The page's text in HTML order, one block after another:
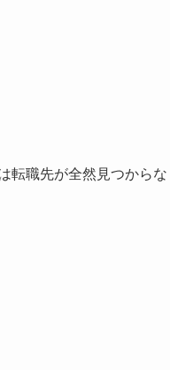
転職先が全然見つからな